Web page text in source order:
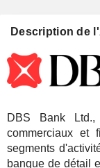
Description de
DBS Bank
commerciaux et
segments
banque de détail